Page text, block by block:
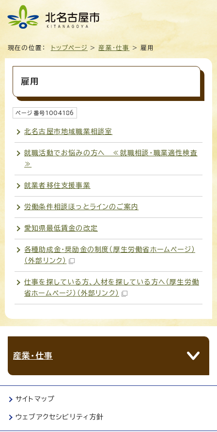
現在の位置： トップページ > 産業・仕事 > 雇用
雇用
ページ番号1004186
北名古屋市地域職業相談室
就職活動でお悩みの方へ ≪就職相談・職業適性検査
≫
就業者移住支援事業
労働条件相談ほっとラインのご案内
愛知県最低賃金の改定
各種助成金・奨励金の制度（厚生労働省ホームページ）
（外部リンク）
仕事を探している方、人材を探している方へ（厚生労働
省ホームページ） （外部リンク）
産業・仕事
サイトマップ
ウェブアクセシビリティ方針